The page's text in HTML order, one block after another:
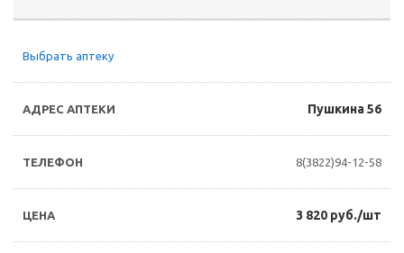
Выбрать аптеку
Пушкина 56
8(3822)94-12-58
3 820 руб./шт